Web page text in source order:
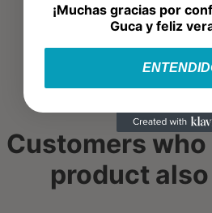
Customers
product
¡Muchas gracias por
Guca y feliz